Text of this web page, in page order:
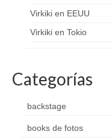
Virkiki en EEUU
Virkiki en Tokio
Categorías
backstage
books de fotos